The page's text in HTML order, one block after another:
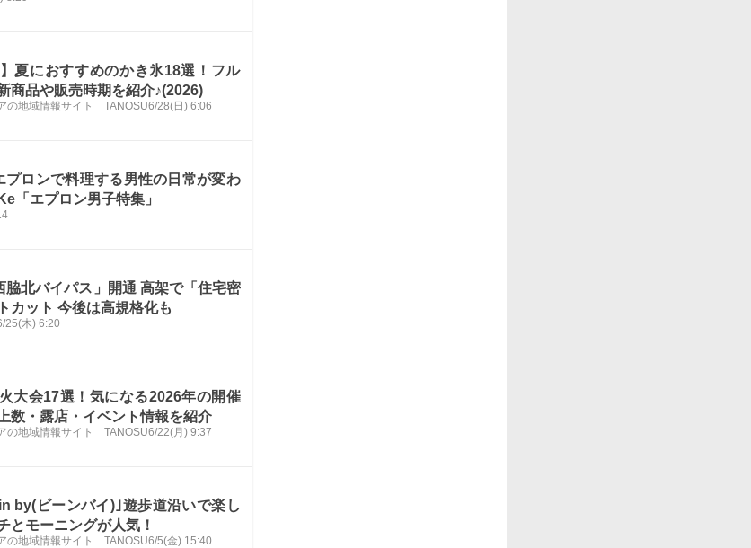
】夏におすすめのかき氷18選！フル
商品や販売時期を紹介♪(2026)
の地域情報サイト TANOSU6/28(日) 6:06
プロンで料理する男性の日常が変わ
「エプロン男子特集」
脇北バイパス」開通 高架で「住宅密
カット 今後は高規格化も
25(木) 6:20
火大会17選！気になる2026年の開催
数・露店・イベント情報を紹介
の地域情報サイト TANOSU6/22(月) 9:37
by(ビーンバイ)｣遊歩道沿いで楽し
とモーニングが人気！
の地域情報サイト TANOSU6/5(金) 15:40